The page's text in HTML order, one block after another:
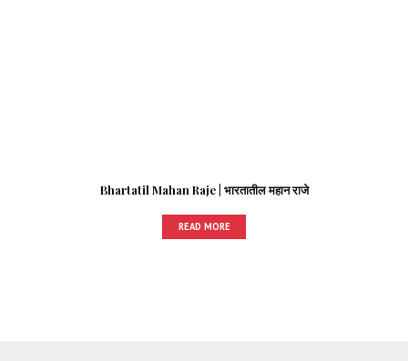
Bhartatil Mahan Raje | भारतातील महान राजे
READ MORE